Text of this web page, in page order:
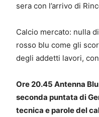
sera con l’arrivo di
Calcio mercato: nulla
rosso blu come gli
degli addetti lavori,
Ore 20.45 Antenna
seconda puntata di
tecnica e parole del